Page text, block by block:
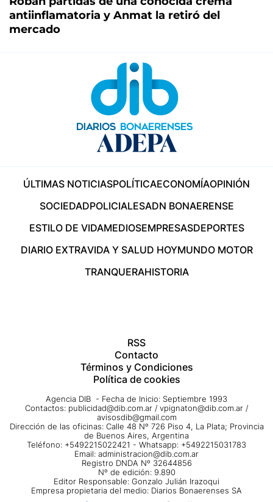
antiinflamatoria y Anmat la retiró del
mercado
ÚLTIMAS NOTICIASPOLÍTICAECONOMÍAOPINIÓN
SOCIEDADPOLICIALESADN BONAERENSE
ESTILO DE VIDAMEDIOSEMPRESASDEPORTES
DIARIO EXTRAVIDA Y SALUD HOYMUNDO MOTOR
TRANQUERAHISTORIA
RSS
Contacto
Términos y Condiciones
Política de cookies
Agencia DIB - Fecha de Inicio: Septiembre 1993
Contactos: publicidad@dib.com.ar / vpignaton@dib.com.ar /
avisosdib@gmail.com
Dirección de las oficinas: Calle 48 Nº 726 Piso 4, La Plata; Provincia
de Buenos Aires, Argentina
Teléfono: +5492215022421 - Whatsapp: +5492215031783
Email: administracion@dib.com.ar
Registro DNDA Nº 32644856
Nº de edición: 9.890
Editor Responsable: Gonzalo Julián Irazoqui
Empresa propietaria del medio: Diarios Bonaerenses SA